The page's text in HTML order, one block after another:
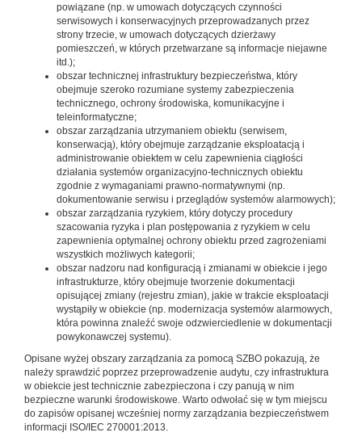
powiązane (np. w umowach dotyczących czynności
serwisowych i konserwacyjnych przeprowadzanych przez
strony trzecie, w umowach dotyczących dzierżawy
pomieszczeń, w których przetwarzane są informacje niejawne
itd.);
obszar technicznej infrastruktury bezpieczeństwa, który
obejmuje szeroko rozumiane systemy zabezpieczenia
technicznego, ochrony środowiska, komunikacyjne i
teleinformatyczne;
obszar zarządzania utrzymaniem obiektu (serwisem,
konserwacją), który obejmuje zarządzanie eksploatacją i
administrowanie obiektem w celu zapewnienia ciągłości
działania systemów organizacyjno-technicznych obiektu
zgodnie z wymaganiami prawno-normatywnymi (np.
dokumentowanie serwisu i przeglądów systemów alarmowych);
obszar zarządzania ryzykiem, który dotyczy procedury
szacowania ryzyka i plan postępowania z ryzykiem w celu
zapewnienia optymalnej ochrony obiektu przed zagrożeniami
wszystkich możliwych kategorii;
obszar nadzoru nad konfiguracją i zmianami w obiekcie i jego
infrastrukturze, który obejmuje tworzenie dokumentacji
opisującej zmiany (rejestru zmian), jakie w trakcie eksploatacji
wystąpiły w obiekcie (np. modernizacja systemów alarmowych,
która powinna znaleźć swoje odzwierciedlenie w dokumentacji
powykonawczej systemu).
Opisane wyżej obszary zarządzania za pomocą SZBO pokazują, że
należy sprawdzić poprzez przeprowadzenie audytu, czy infrastruktura
w obiekcie jest technicznie zabezpieczona i czy panują w nim
bezpieczne warunki środowiskowe. Warto odwołać się w tym miejscu
do zapisów opisanej wcześniej normy zarządzania bezpieczeństwem
informacji ISO/IEC 270001:2013.